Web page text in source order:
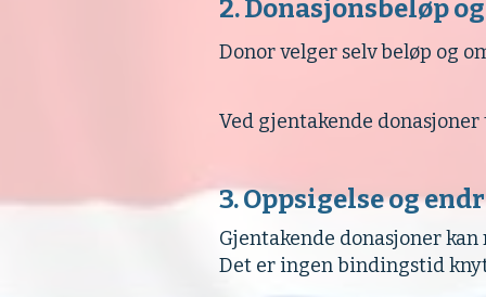
2. Donasjonsbeløp
Donor velger selv beløp og
Ved gjentakende
3. Oppsigelse og
Gjentakende donasjoner
Det er ingen bindingstid